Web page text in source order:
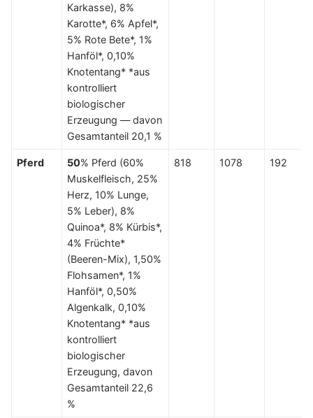
Karkasse), 8%
Karotte*, 6% Apfel*,
5% Rote Bete*, 1%
Hanföl*, 0,10%
Knotentang* *aus
kontrolliert
biologischer
Erzeugung — davon
Gesamtanteil 20,1 %
Pferd 50% Pferd (60%
Muskelfleisch, 25%
Herz, 10% Lunge,
5% Leber), 8%
Quinoa*, 8% Kürbis*,
4% Früchte*
(Beeren-Mix), 1,50%
Flohsamen*, 1%
Hanföl*, 0,50%
Algenkalk, 0,10%
Knotentang* *aus
kontrolliert
biologischer
Erzeugung, davon
Gesamtanteil 22,6
%
818 1078 192